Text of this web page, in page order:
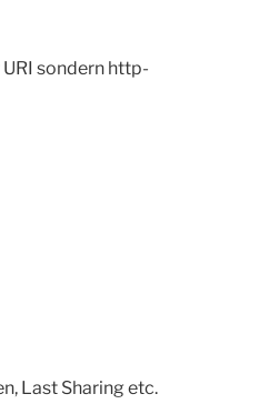
sondern http-
Last Sharing etc.